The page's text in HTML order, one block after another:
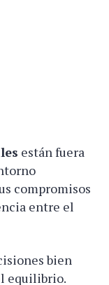
están fuera
compromisos
entre el
bien
equilibrio.